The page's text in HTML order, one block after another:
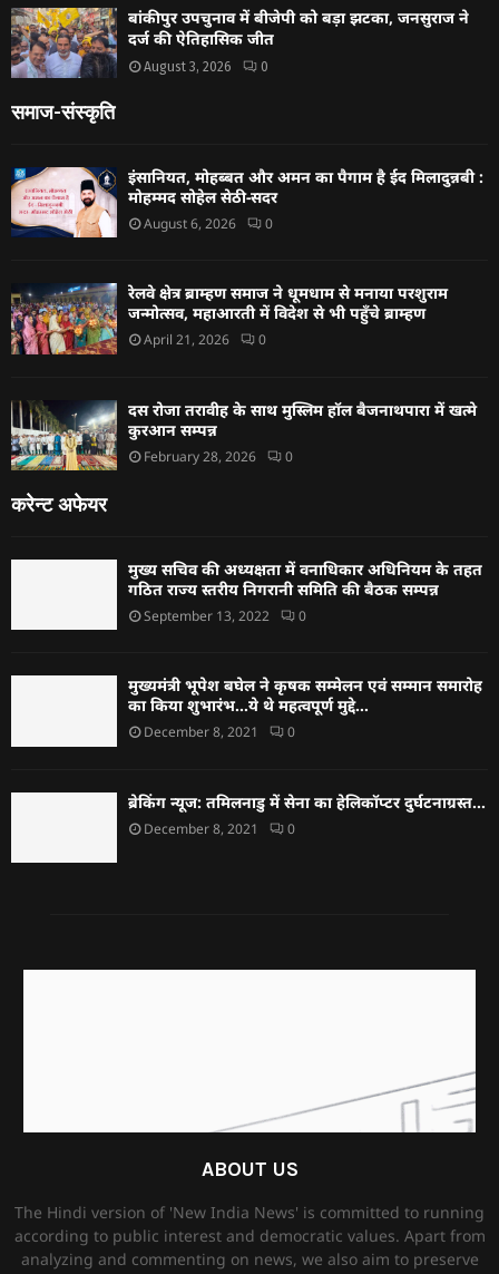
बांकीपुर उपचुनाव में बीजेपी को बड़ा झटका, जनसुराज ने
दर्ज की ऐतिहासिक जीत
August 3, 2026 0
समाज-संस्कृति
इंसानियत, मोहब्बत और अमन का पैगाम है ईद मिलादुन्नबी :
मोहम्मद सोहेल सेठी-सदर
August 6, 2026 0
रेलवे क्षेत्र ब्राम्हण समाज ने धूमधाम से मनाया परशुराम
जन्मोत्सव, महाआरती में विदेश से भी पहुँचे ब्राम्हण
April 21, 2026 0
दस रोजा तरावीह के साथ मुस्लिम हॉल बैजनाथपारा में खत्मे
कुरआन सम्पन्न
February 28, 2026 0
करेन्ट अफेयर
मुख्य सचिव की अध्यक्षता में वनाधिकार अधिनियम के तहत
गठित राज्य स्तरीय निगरानी समिति की बैठक सम्पन्न
September 13, 2022 0
मुख्यमंत्री भूपेश बघेल ने कृषक सम्मेलन एवं सम्मान समारोह
का किया शुभारंभ…ये थे महत्वपूर्ण मुद्दे…
December 8, 2021 0
ब्रेकिंग न्यूज: तमिलनाडु में सेना का हेलिकॉप्टर दुर्घटनाग्रस्त…
December 8, 2021 0
ABOUT US
The Hindi version of 'New India News' is committed to running
according to public interest and democratic values. Apart from
analyzing and commenting on news, we also aim to preserve